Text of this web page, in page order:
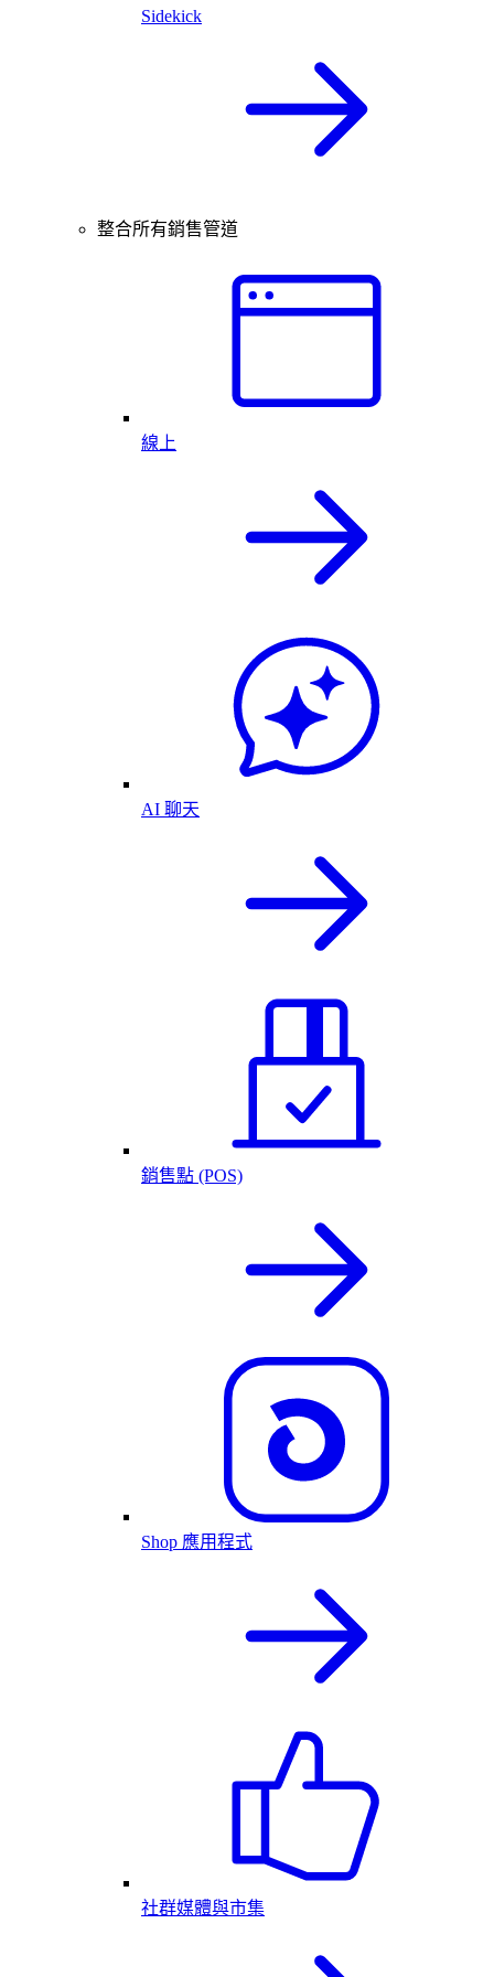
Sidekick
整合所有銷售管道
線上
AI 聊天
銷售點 (POS)
Shop 應用程式
社群媒體與市集